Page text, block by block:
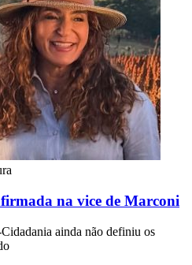
na vice de Marconi
ainda não definiu os